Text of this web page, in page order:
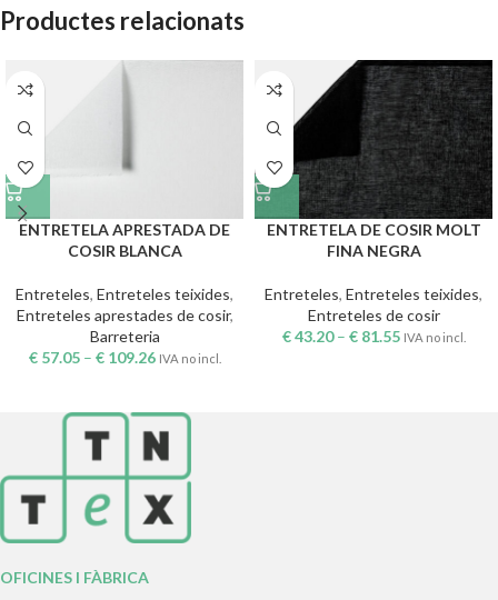
Productes relacionats
ENTRETELA APRESTADA DE
COSIR BLANCA
Entreteles, Entreteles teixides,
Entreteles aprestades de cosir,
Barreteria
€57.05– €109.26 IVA no incl.
ENTRETELA DE COSIR MOLT
FINA NEGRA
Entreteles, Entreteles teixides,
Entreteles de cosir
€43.20– €81.55 IVA no incl.
OFICINES I FÀBRICA